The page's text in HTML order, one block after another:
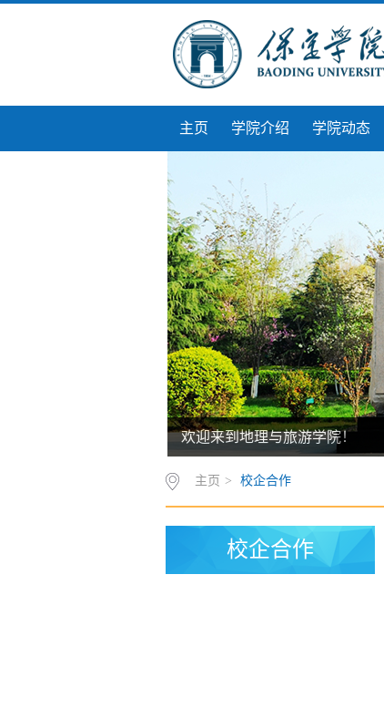
主页 学院介绍 学院动态
欢迎来到地理与旅游学院！
主页 > 校企合作
校企合作